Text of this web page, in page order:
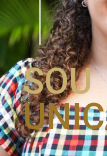
SOU